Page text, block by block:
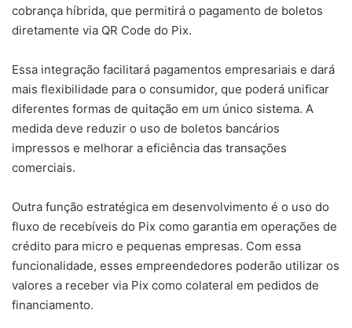
cobrança híbrida, que permitirá o pagamento de boletos
diretamente via QR Code do Pix.
Essa integração facilitará pagamentos empresariais e dará
mais flexibilidade para o consumidor, que poderá unificar
diferentes formas de quitação em um único sistema. A
medida deve reduzir o uso de boletos bancários
impressos e melhorar a eficiência das transações
comerciais.
Outra função estratégica em desenvolvimento é o uso do
fluxo de recebíveis do Pix como garantia em operações de
crédito para micro e pequenas empresas. Com essa
funcionalidade, esses empreendedores poderão utilizar os
valores a receber via Pix como colateral em pedidos de
financiamento.